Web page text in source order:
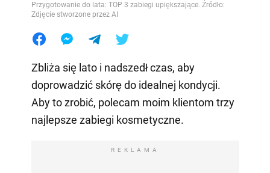
Przygotowanie do lata: TOP 3 zabiegi upiększające. Źródło:
Zdjęcie stworzone przez AI
Zbliża się lato i nadszedł czas, aby
doprowadzić skórę do idealnej kondycji.
Aby to zrobić, polecam moim klientom trzy
najlepsze zabiegi kosmetyczne.
REKLAMA